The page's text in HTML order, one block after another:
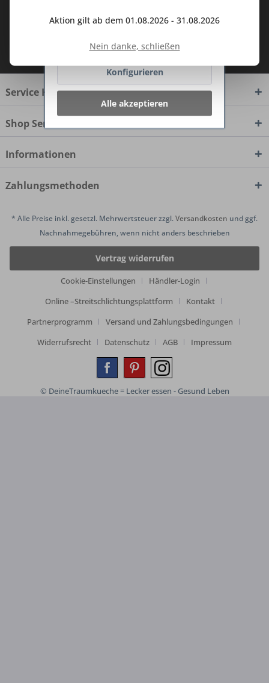
Ich habe die
Datenschutzbestimmungen
Service Hotline
Shop Service
Informationen
Zahlungsmethoden
* Alle Preise inkl. gesetzl. Mehrwertsteuer zzgl.Versandkosten und ggf.
Nachnahmegebühren, wenn nicht anders beschrieben
Vertrag widerrufen
Cookie-Einstellungen
Händler-Login
Online –Streitschlichtungsplattform
Kontakt
Partnerprogramm
Versand und Zahlungsbedingungen
Widerrufsrecht
Datenschutz AGB Impressum
© DeineTraumkueche = Lecker essen - Gesund Leben
Aktion gilt ab dem 01.08.2026 - 31.08.2026
Nein danke, schließen
Ablehnen
Konfigurieren
Alle akzeptieren